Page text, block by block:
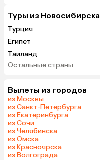
Туры из
Турция
Египет
Таиланд
ОАЭ
Саудовская Аравия
Остальные страны
Вылеты из городов
из Москвы
из Санкт-Петербурга
из Екатеринбурга
из Сочи
из Челябинска
из Омска
из Красноярска
из Волгограда